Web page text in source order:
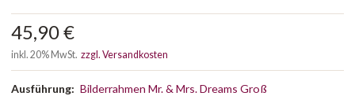
45,90 €
inkl. 20% MwSt. zzgl. Versandkosten
Ausführung: Bilderrahmen Mr. & Mrs. Dreams Groß